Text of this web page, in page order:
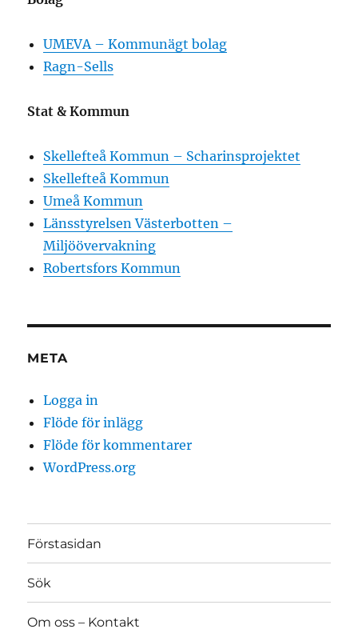
UMEVA – Kommunägt bolag
Ragn-Sells
Stat & Kommun
Skellefteå Kommun – Scharinsprojektet
Skellefteå Kommun
Umeå Kommun
Länsstyrelsen Västerbotten –
Miljöövervakning
Robertsfors Kommun
META
Logga in
Flöde för inlägg
Flöde för kommentarer
WordPress.org
Förstasidan
Sök
Om oss – Kontakt